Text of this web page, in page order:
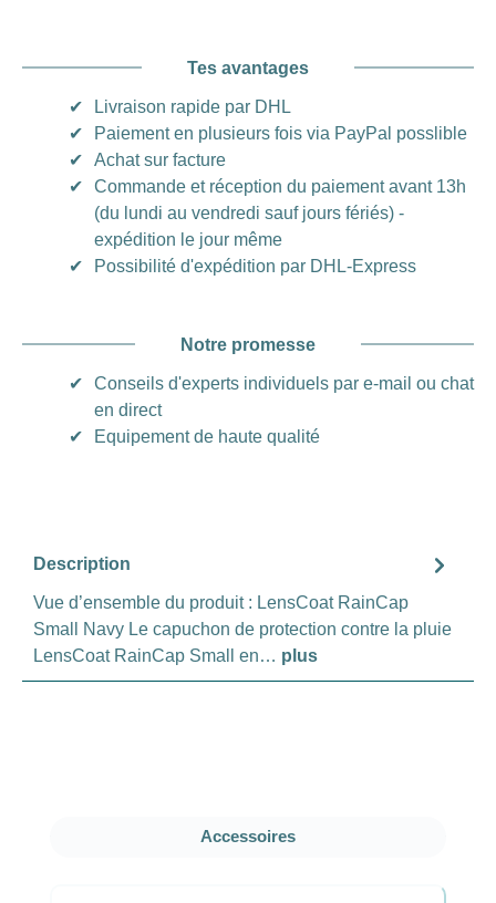
Tes avantages
✔
Livraison rapide par DHL
✔
Paiement en plusieurs fois via PayPal posslible
✔
Achat sur facture
✔
Commande et réception du paiement avant 13h
(du lundi au vendredi sauf jours fériés) -
expédition le jour même
✔
Possibilité d'expédition par DHL-Express
Notre promesse
✔
Conseils d'experts individuels par e-mail ou chat
en direct
✔
Equipement de haute qualité
Description
Vue d’ensemble du produit : LensCoat RainCap
Small Navy Le capuchon de protection contre la pluie
LensCoat RainCap Small en… plus
Ignorer la galerie de produits
Accessoires